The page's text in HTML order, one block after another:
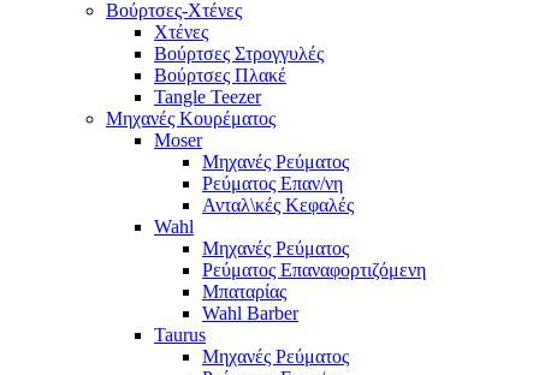
Βούρτσες-Χτένες
Χτένες
Βούρτσες Στρογγυλές
Βούρτσες Πλακέ
Tangle Teezer
Μηχανές Κουρέματος
Moser
Μηχανές Ρεύματος
Ρεύματος Επαν/νη
Ανταλ\κές Κεφαλές
Wahl
Μηχανές Ρεύματος
Ρεύματος Επαναφορτιζόμενη
Μπαταρίας
Wahl Barber
Taurus
Μηχανές Ρεύματος